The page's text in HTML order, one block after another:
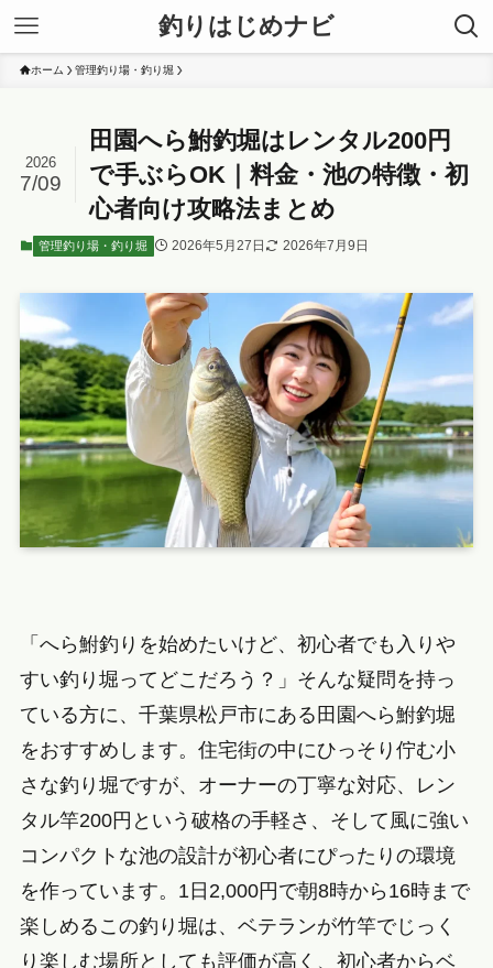
釣りはじめナビ
ホーム 管理釣り場・釣り堀
田園へら鮒釣堀はレンタル200円
で手ぶらOK｜料金・池の特徴・初
心者向け攻略法まとめ
2026
7/09
管理釣り場・釣り堀 2026年5月27日 2026年7月9日
「へら鮒釣りを始めたいけど、初心者でも入りや
すい釣り堀ってどこだろう？」そんな疑問を持っ
ている方に、千葉県松戸市にある田園へら鮒釣堀
をおすすめします。住宅街の中にひっそり佇む小
さな釣り堀ですが、オーナーの丁寧な対応、レン
タル竿200円という破格の手軽さ、そして風に強い
コンパクトな池の設計が初心者にぴったりの環境
を作っています。1日2,000円で朝8時から16時まで
楽しめるこの釣り堀は、ベテランが竹竿でじっく
り楽しむ場所としても評価が高く、初心者からベ